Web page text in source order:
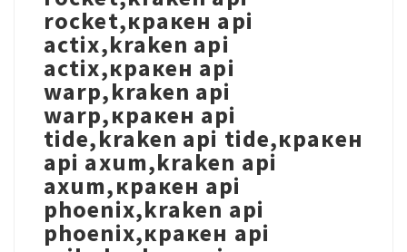
rocket,кракен api
actix,kraken api
actix,кракен api
warp,kraken api
warp,кракен api
tide,kraken api tide,кракен
api axum,kraken api
axum,кракен api
phoenix,kraken api
phoenix,кракен api